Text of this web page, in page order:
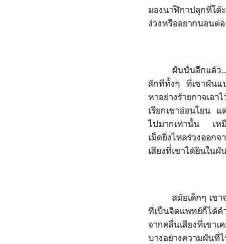
มองนาฬิกาปลุกที่โต๊
ง่วงหรืออยากนอนต่อ
ฝันนั่นอีกแล้ว
สักทีทั้งๆ ที่เขาฝันแ
หาอย่างร้ายกาจเอ
เรียกเขาอ่อนโยน แ
ไปมากเท่านั้น เหมื
เม็ดยิ่งไหลร่วงออก
เสียงที่เขาได้ยินใน
สมัยเด็กๆ เข
ที่เป็นจิตแพทย์ก็ได้ค
จากคลื่นเสียงที่เขาเ
บางอย่างความฝันที่ไ